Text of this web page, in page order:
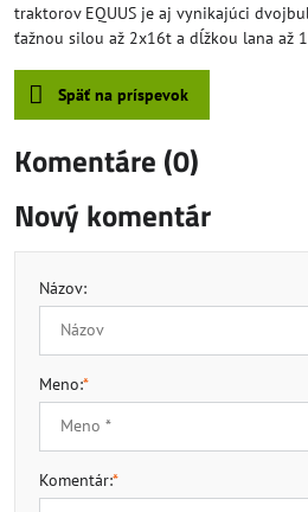
traktorov EQUUS je aj vynikajúci
ťažnou silou až 2x16t a dĺžkou lana až
Späť na príspevok
Komentáre (0)
Nový komentár
Názov:
Meno:*
Komentár:*